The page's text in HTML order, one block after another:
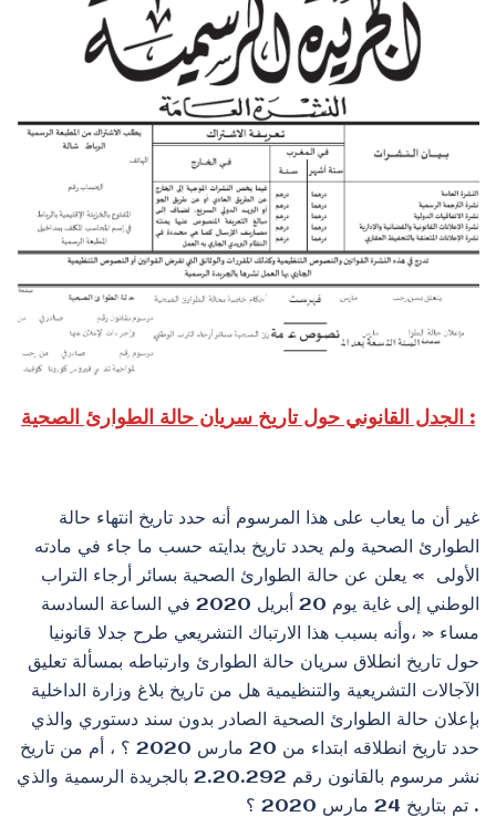
الجدل القانوني حول تاريخ سريان حالة الطوارئ الصحية :
غير أن ما يعاب على هذا المرسوم أنه حدد تاريخ انتهاء حالة
الطوارئ الصحية ولم يحدد تاريخ بدايته حسب ما جاء في مادته
الأولى » يعلن عن حالة الطوارئ الصحية بسائر أرجاء التراب
الوطني إلى غاية يوم 20 أبريل 2020 في الساعة السادسة
مساء « ،وأنه بسبب هذا الارتباك التشريعي طرح جدلا قانونيا
حول تاريخ انطلاق سريان حالة الطوارئ وارتباطه بمسألة تعليق
الآجالات التشريعية والتنظيمية هل من تاريخ بلاغ وزارة الداخلية
بإعلان حالة الطوارئ الصحية الصادر بدون سند دستوري والذي
حدد تاريخ انطلاقه ابتداء من 20 مارس 2020 ؟ ، أم من تاريخ
نشر مرسوم بالقانون رقم 2.20.292 بالجريدة الرسمية والذي
تم بتاريخ 24 مارس 2020 ؟ .